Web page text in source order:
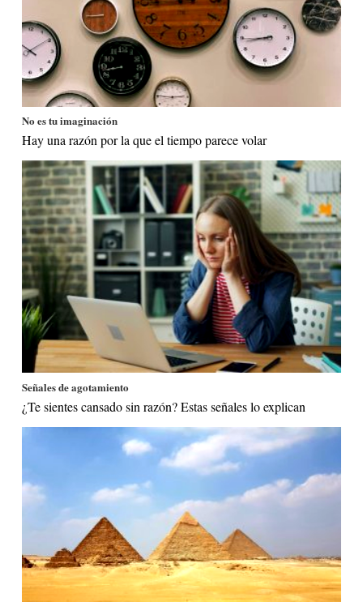
No es tu imaginación
Hay una razón por la que el tiempo parece volar
Señales de agotamiento
¿Te sientes cansado sin razón? Estas señales lo explican